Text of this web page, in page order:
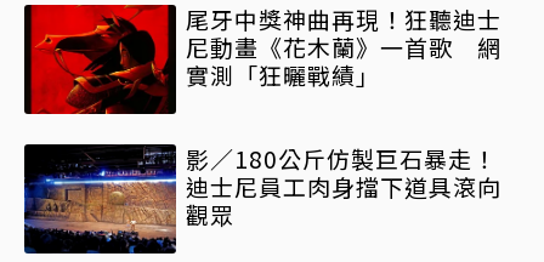
尾牙中獎神曲再現！狂聽迪士
尼動畫《花木蘭》一首歌 網
實測「狂曬戰績」
影／180公斤仿製巨石暴走！
迪士尼員工肉身擋下道具滾向
觀眾